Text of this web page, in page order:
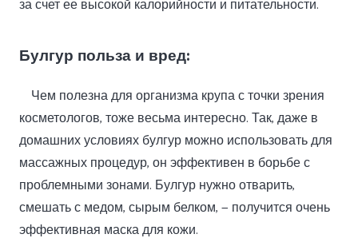
за счет ее высокой калорийности и питательности.
Булгур польза и вред:
Чем полезна для организма крупа с точки зрения
косметологов, тоже весьма интересно. Так, даже в
домашних условиях булгур можно использовать для
массажных процедур, он эффективен в борьбе с
проблемными зонами. Булгур нужно отварить,
смешать с медом, сырым белком, — получится очень
эффективная маска для кожи.